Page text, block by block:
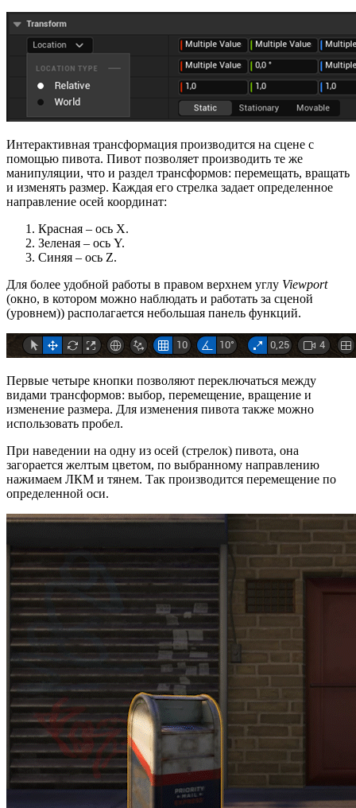
Интерактивная трансформация производится на сцене с
помощью пивота. Пивот позволяет производить те же
манипуляции, что и раздел трансформов: перемещать, вращать
и изменять размер. Каждая его стрелка задает определенное
направление осей координат:
Красная – ось X.
Зеленая – ось Y.
Синяя – ось Z.
Для более удобной работы в правом верхнем углу Viewport
(окно, в котором можно наблюдать и работать за сценой
(уровнем)) располагается небольшая панель функций.
Первые четыре кнопки позволяют переключаться между
видами трансформов: выбор, перемещение, вращение и
изменение размера. Для изменения пивота также можно
использовать пробел.
При наведении на одну из осей (стрелок) пивота, она
загорается желтым цветом, по выбранному направлению
нажимаем ЛКМ и тянем. Так производится перемещение по
определенной оси.